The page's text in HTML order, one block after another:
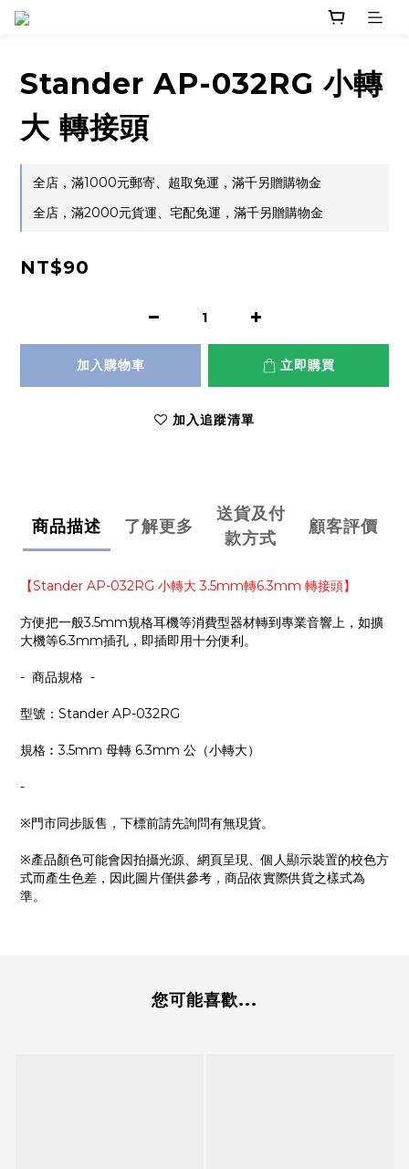
Stander AP-032RG 小轉
大 轉接頭
全店，滿1000元郵寄、超取免運，滿千另贈購物金
全店，滿2000元貨運、宅配免運，滿千另贈購物金
NT$90
加入購物車 立即購買
加入追蹤清單
商品描述 了解更多
送貨及付
款方式
顧客評價
【Stander AP-032RG 小轉大 3.5mm轉6.3mm 轉接頭】
方便把一般3.5mm規格耳機等消費型器材轉到專業音響上，如擴
大機等6.3mm插孔，即插即用十分便利。
- 商品規格 -
型號：Stander AP-032RG
規格︰3.5mm 母轉 6.3mm 公（小轉大）
-
※門市同步販售，下標前請先詢問有無現貨。
※產品顏色可能會因拍攝光源、網頁呈現、個人顯示裝置的校色方
式而產生色差，因此圖片僅供參考，商品依實際供貨之樣式為
準。
您可能喜歡...